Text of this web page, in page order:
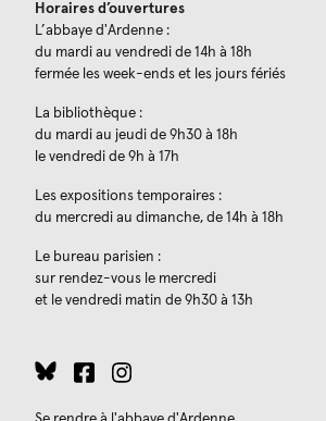
Horaires d’ouvertures
L’abbaye d'Ardenne :
du mardi au vendredi de 14h à 18h
fermée les week-ends et les jours fériés
La bibliothèque :
du mardi au jeudi de 9h30 à 18h
le vendredi de 9h à 17h
Les expositions temporaires :
du mercredi au dimanche, de 14h à 18h
Le bureau parisien :
sur rendez-vous le mercredi
et le vendredi matin de 9h30 à 13h